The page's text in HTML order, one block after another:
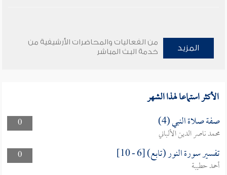
المزيد
من الفعاليات والمحاضرات الأرشيفية من
خدمة البث المباشر
الأكثر استماعا لهذا الشهر
0 صفة صلاة النبي (4)
محمد ناصر الدين الألباني
0
تفسير سورة النور (تابع) [6 - 10]
أحمد حطيبة